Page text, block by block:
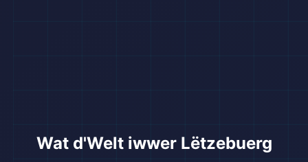
Wat d'Welt iwwer Lëtzebuerg